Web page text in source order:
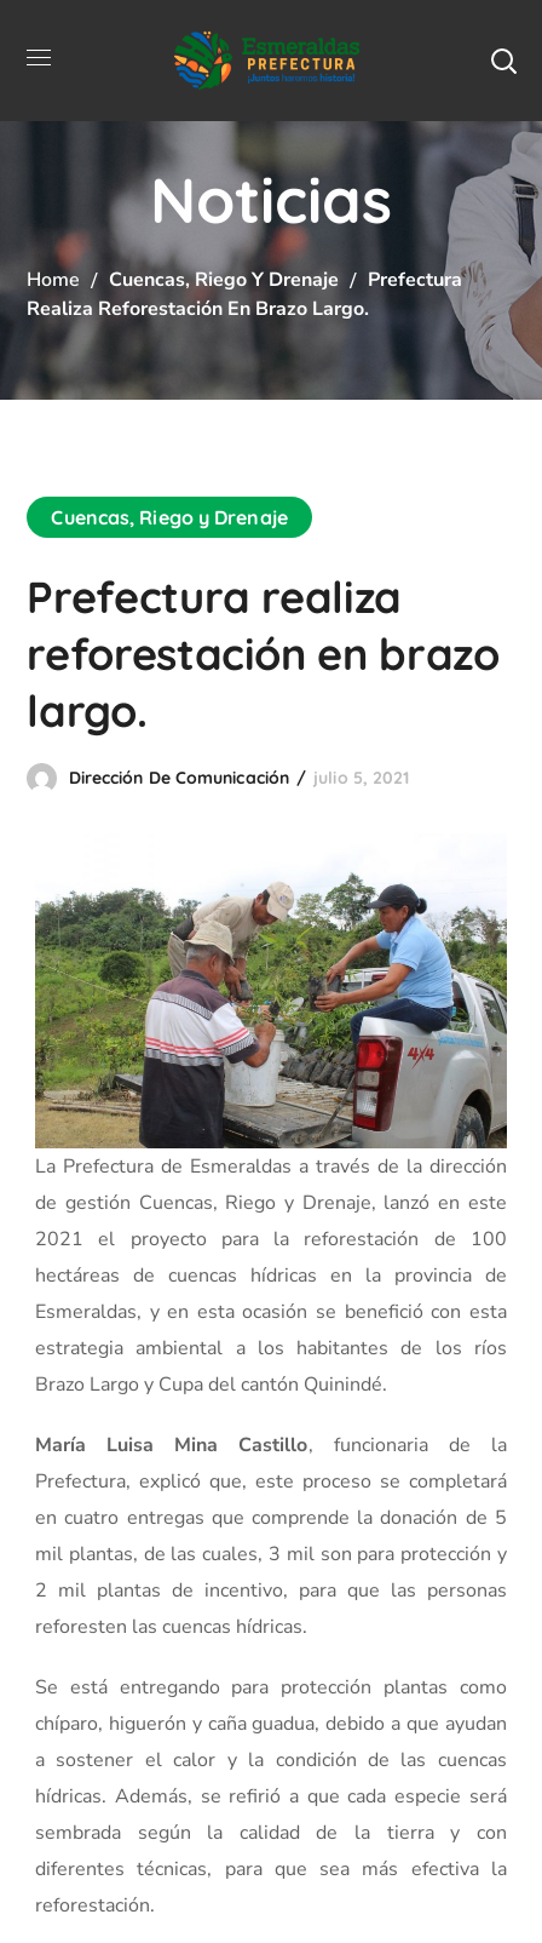
Noticias
Home Cuencas, Riego Y Drenaje
Prefectura
Realiza Reforestación En Brazo Largo.
Cuencas, Riego y Drenaje
Prefectura realiza
reforestación en brazo
largo.
Dirección De Comunicación julio 5, 2021
La Prefectura de Esmeraldas a través de la dirección
de gestión Cuencas, Riego y Drenaje, lanzó en este
2021 el proyecto para la reforestación de 100
hectáreas de cuencas hídricas en la provincia de
Esmeraldas, y en esta ocasión se benefició con esta
estrategia ambiental a los habitantes de los ríos
Brazo Largo y Cupa del cantón Quinindé.
María Luisa Mina Castillo, funcionaria de la
Prefectura, explicó que, este proceso se completará
en cuatro entregas que comprende la donación de 5
mil plantas, de las cuales, 3 mil son para protección y
2 mil plantas de incentivo, para que las personas
reforesten las cuencas hídricas.
Se está entregando para protección plantas como
chíparo, higuerón y caña guadua, debido a que ayudan
a sostener el calor y la condición de las cuencas
hídricas. Además, se refirió a que cada especie será
sembrada según la calidad de la tierra y con
diferentes técnicas, para que sea más efectiva la
reforestación.